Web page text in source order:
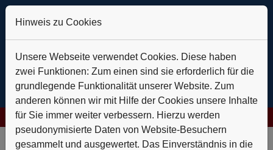
Verlässlich auf Kurs+++Daldrup & Söhne: Geothermie ist
Skip to main navigation
Skip to main content
Skip to page footer
Hinweis zu Cookies
Unsere Webseite verwendet Cookies. Diese haben
zwei Funktionen: Zum einen sind sie erforderlich für die
grundlegende Funktionalität unserer Website. Zum
anderen können wir mit Hilfe der Cookies unsere Inhalte
für Sie immer weiter verbessern. Hierzu werden
pseudonymisierte Daten von Website-Besuchern
gesammelt und ausgewertet. Das Einverständnis in die